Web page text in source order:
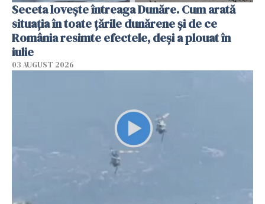
Seceta lovește întreaga Dunăre. Cum arată
situația în toate țările dunărene și de ce
România resimte efectele, deși a plouat în
iulie
03 AUGUST 2026